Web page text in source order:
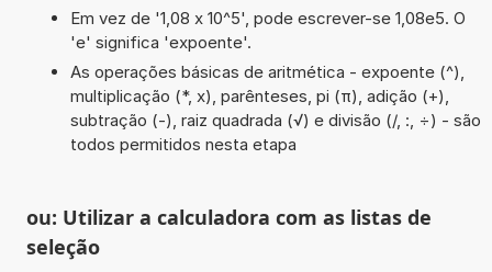
Em vez de '1,08 x 10^5', pode escrever-se 1,08e5. O
'e' significa 'expoente'.
As operações básicas de aritmética - expoente (^),
multiplicação (*, x), parênteses, pi (π), adição (+),
subtração (-), raiz quadrada (√) e divisão (/, :, ÷) - são
todos permitidos nesta etapa
ou: Utilizar a calculadora com as listas de
seleção